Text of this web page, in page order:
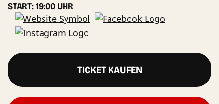
START: 19:00 UHR
TICKET KAUFEN